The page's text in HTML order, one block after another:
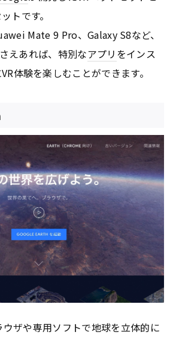
トです。
Mate 9 Pro、Galaxy S8など、
さえあれば、特別なアプリ をインス
体験を楽しむことができます。
ウザや専用ソフトで地球を立体的に